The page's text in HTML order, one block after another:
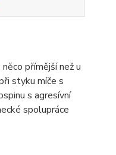
přímější než u
styku míče s
s agresívní
spolupráce